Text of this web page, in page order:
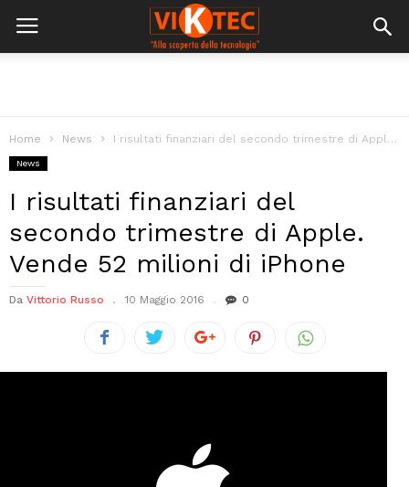
Home News I risultati finanziari del secondo trimestre di Apple. Vende 52 milioni di...
News
I risultati finanziari del
secondo trimestre di Apple.
Vende 52 milioni di iPhone
Da Vittorio Russo 10 Maggio 2016 0